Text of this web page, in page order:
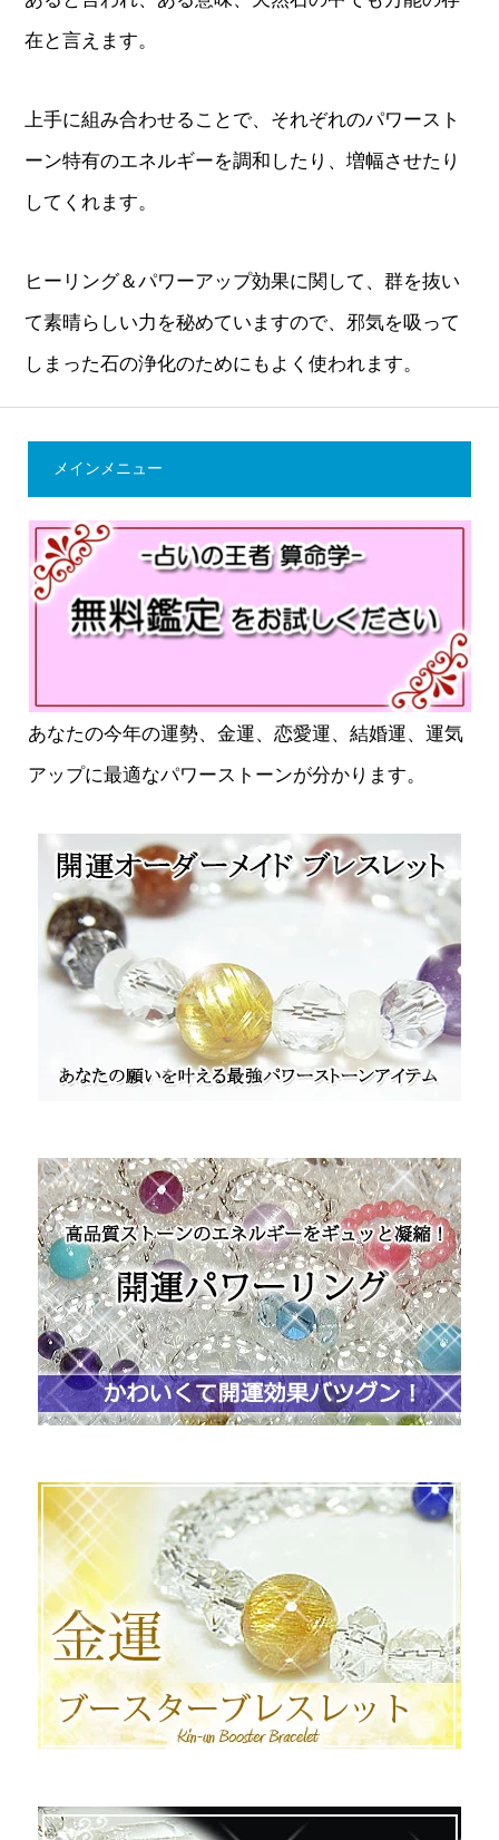
在と言えます。
上手に組み合わせることで、それぞれのパワースト
ーン特有のエネルギーを調和したり、増幅させたり
してくれます。
ヒーリング＆パワーアップ効果に関して、群を抜い
て素晴らしい力を秘めていますので、邪気を吸って
しまった石の浄化のためにもよく使われます。
メインメニュー
あなたの今年の運勢、金運、恋愛運、結婚運、運気
アップに最適なパワーストーンが分かります。